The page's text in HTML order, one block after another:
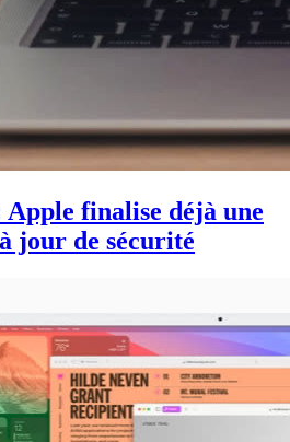
Apple finalise déjà une
jour de sécurité